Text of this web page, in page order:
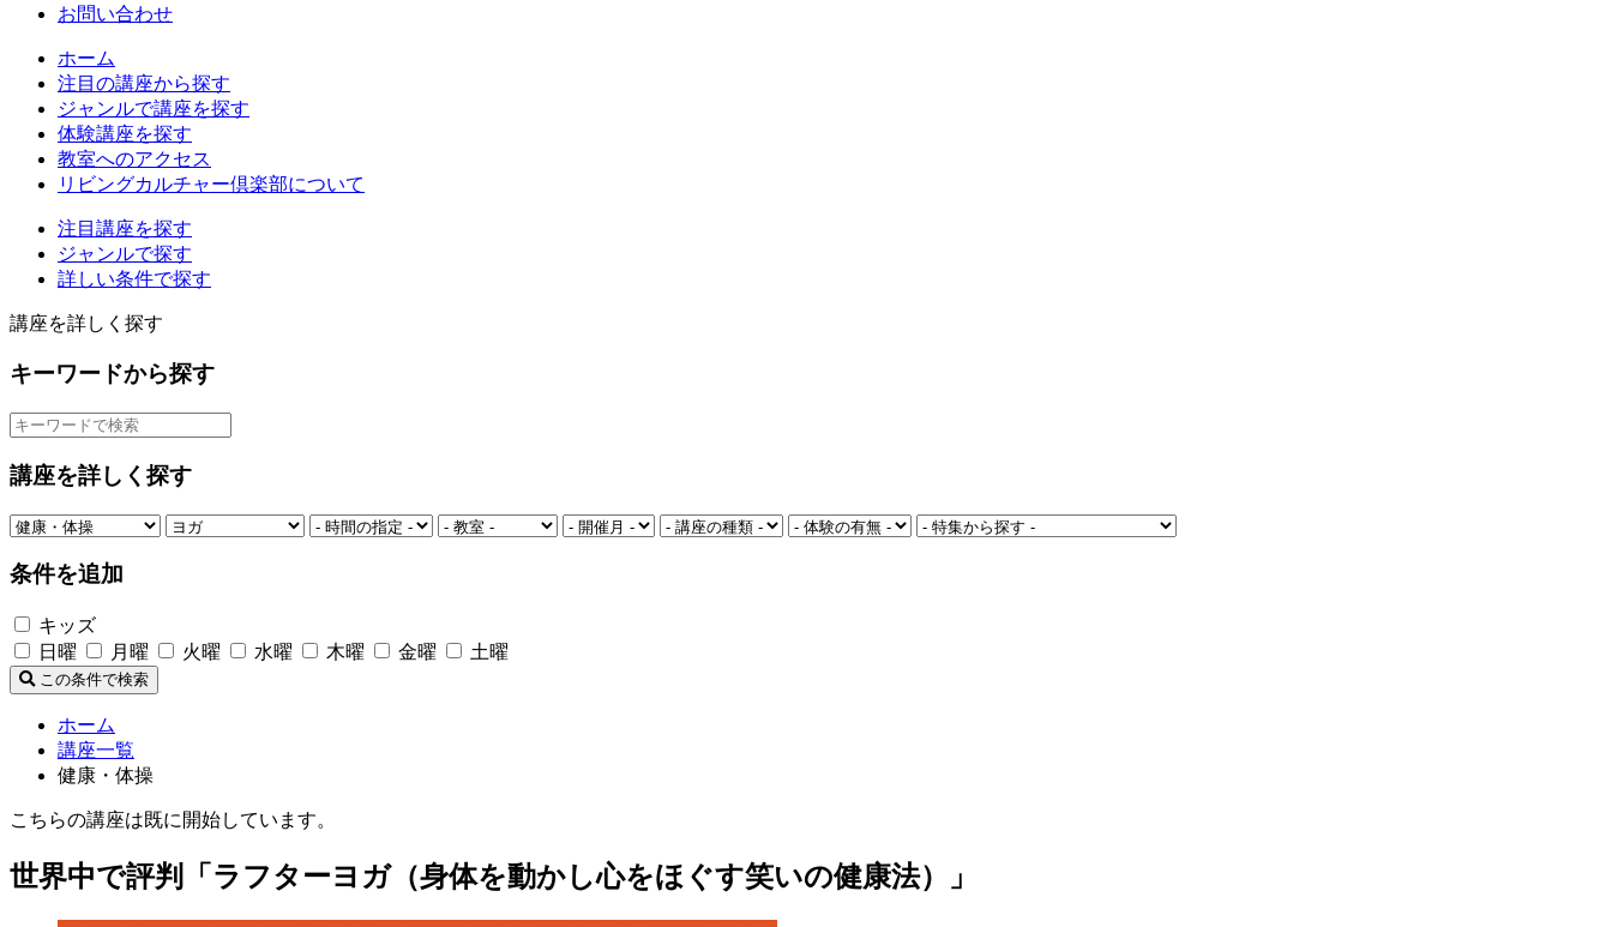
お問い合わせ
ホーム
注目の講座から探す
ジャンルで講座を探す
体験講座を探す
教室へのアクセス
リビングカルチャー倶楽部について
注目講座を探す
ジャンルで探す
詳しい条件で探す
講座を詳しく探す
キーワードから探す
講座を詳しく探す
条件を追加
キッズ
日曜
月曜 火曜 水曜 木曜 金曜 土曜
この条件で検索
ホーム
講座一覧
健康・体操
こちらの講座は既に開始しています。
世界中で評判「ラフターヨガ（身体を動かし心をほぐす笑いの健康法）」